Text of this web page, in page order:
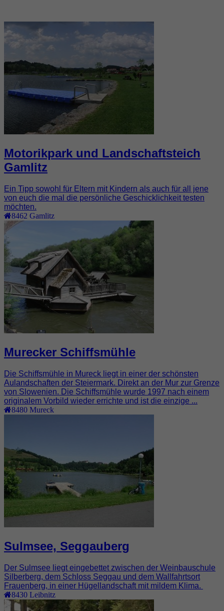
Motorikpark und Landschaftsteich
Gamlitz
Ein Tipp sowohl für Eltern mit Kindern als auch für all jene
von euch die mal die persönliche Geschicklichkeit testen
möchten.
8462 Gamlitz
Murecker Schiffsmühle
Die Schiffsmühle in Mureck liegt in einer der schönsten
Aulandschaften der Steiermark. Direkt an der Mur zur Grenze
von Slowenien. Die Schiffsmühle wurde 1997 nach einem
originalem Vorbild wieder errichte und ist die einzige ...
8480 Mureck
Sulmsee, Seggauberg
Der Sulmsee liegt eingebettet zwischen der Weinbauschule
Silberberg, dem Schloss Seggau und dem Wallfahrtsort
Frauenberg, in einer Hügellandschaft mit mildem Klima.
8430 Leibnitz